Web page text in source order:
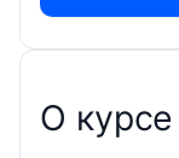
О курсе